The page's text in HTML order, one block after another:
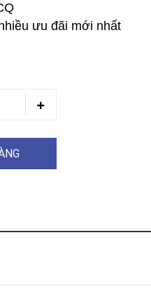
ưu đãi mới nhất